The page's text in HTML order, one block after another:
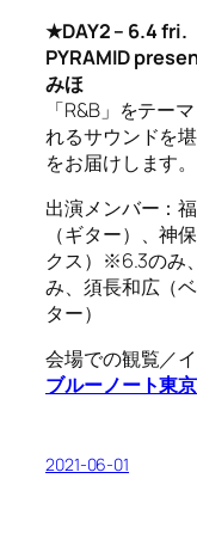
★DAY2 – 6.4 fri.
PYRAMID
みほ
「R&B」をテー
れるサウンドを
をお届けします。
出演メンバー：
（ギター）、神
クス）※6.3のみ
み、須長和広（
ター）
会場での観覧／
ブルーノート東京
2021-06-01